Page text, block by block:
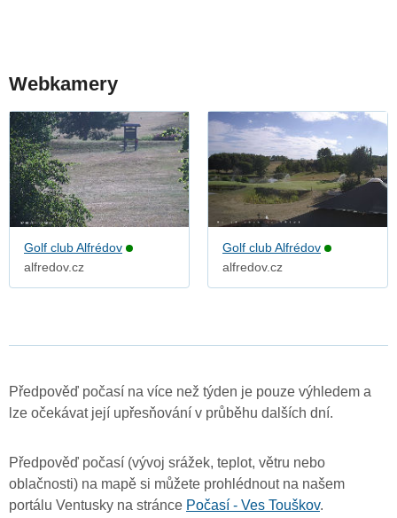
Webkamery
Golf club Alfrédov
alfredov.cz
Golf club Alfrédov
alfredov.cz
Předpověď počasí na více než týden je pouze výhledem a
lze očekávat její upřesňování v průběhu dalších dní.
Předpověď počasí (vývoj srážek, teplot, větru nebo
oblačnosti) na mapě si můžete prohlédnout na našem
portálu Ventusky na stránce Počasí - Ves Touškov.